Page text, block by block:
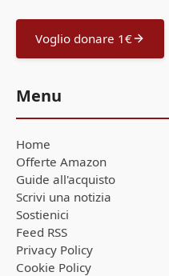
Voglio donare 1€
Menu
Home
Offerte Amazon
Guide all'acquisto
Scrivi una notizia
Sostienici
Feed RSS
Privacy Policy
Cookie Policy